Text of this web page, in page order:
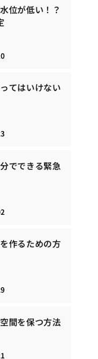
位が低い！？
てはいけない
でできる緊急
作るための方
間を保つ方法